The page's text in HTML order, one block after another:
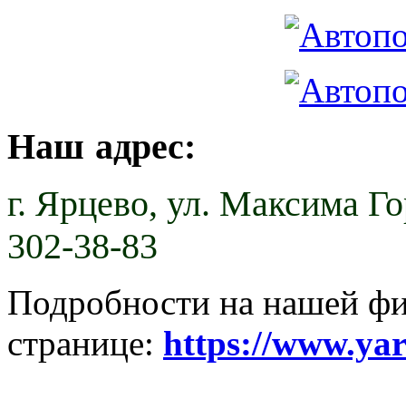
Наш адрес:
г. Ярцево, ул. Максима
302-38-83
Подробности на нашей
странице: https://